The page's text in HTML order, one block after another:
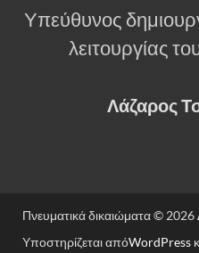
Υπεύθυνος
λειτουργίας
Λάζαρος
Πνευματικά δικαιώματα © 2026
Υποστηρίζεται απόWordPress